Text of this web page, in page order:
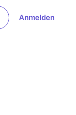
Anmelden